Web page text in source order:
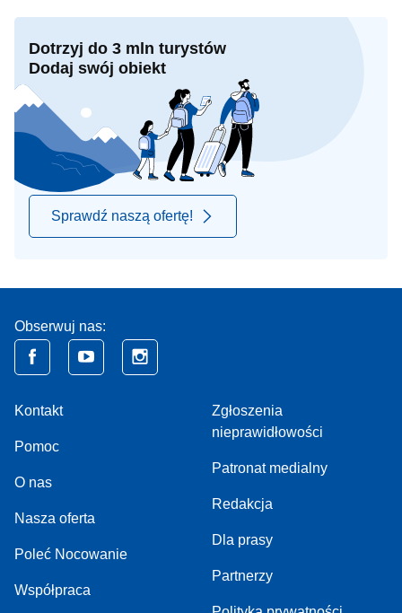
Dotrzyj do 3 mln turystów
Dodaj swój obiekt
Sprawdź naszą ofertę!
Obserwuj nas:
Kontakt
Pomoc
O nas
Nasza oferta
Poleć Nocowanie
Współpraca
Zgłoszenia
nieprawidłowości
Patronat medialny
Redakcja
Dla prasy
Partnerzy